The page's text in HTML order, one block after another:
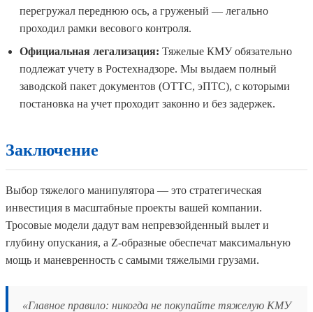
перегружал переднюю ось, а груженый — легально
проходил рамки весового контроля.
Официальная легализация: Тяжелые КМУ обязательно
подлежат учету в Ростехнадзоре. Мы выдаем полный
заводской пакет документов (ОТТС, эПТС), с которыми
постановка на учет проходит законно и без задержек.
Заключение
Выбор тяжелого манипулятора — это стратегическая
инвестиция в масштабные проекты вашей компании.
Тросовые модели дадут вам непревзойденный вылет и
глубину опускания, а Z-образные обеспечат максимальную
мощь и маневренность с самыми тяжелыми грузами.
«Главное правило: никогда не покупайте тяжелую КМУ